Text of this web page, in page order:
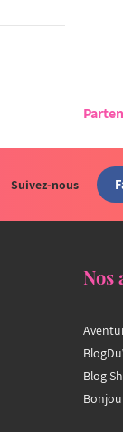
Suivez-nous
Nos
Blog